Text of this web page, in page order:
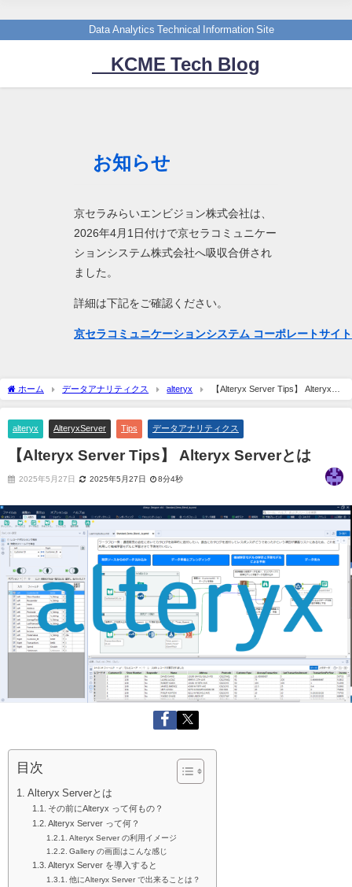
Data Analytics Technical Information Site
KCME Tech Blog
お知らせ
京セラみらいエンビジョン株式会社は、
2026年4月1日付けで京セラコミュニケー
ションシステム株式会社へ吸収合併され
ました。
詳細は下記をご確認ください。
京セラコミュニケーションシステム コーポレートサイ
ホーム データアナリティクス alteryx
【Alteryx Server Tips】 Alteryx
Serverとは
alteryx AlteryxServer Tips データアナリティクス
【Alteryx Server Tips】 Alteryx Serverとは
2025年5月27日 2025年5月27日 8分4秒
目次
Alteryx Serverとは
その前にAlteryx って何もの？
Alteryx Server って何？
Alteryx Server の利用イメージ
Gallery の画面はこんな感じ
Alteryx Server を導入すると
他にAlteryx Server で出来ることは？